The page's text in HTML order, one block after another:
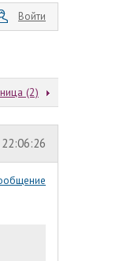
Войти
(2)
22:06:26